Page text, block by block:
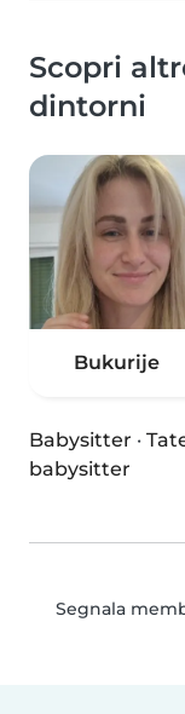
Scopri
dintorni
Bukurije
Babysitter ·
babysitter
Segnala